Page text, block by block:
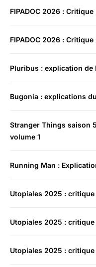
FIPADOC 2026 :
FIPADOC 2026 :
Pluribus : explication de
Bugonia : explications
Stranger Things saison
volume 1
Running Man :
Utopiales 2025 :
Utopiales 2025 : critique
Utopiales 2025 :